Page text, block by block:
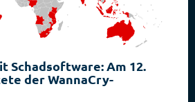
Schadsoftware: Am 12.
der WannaCry-